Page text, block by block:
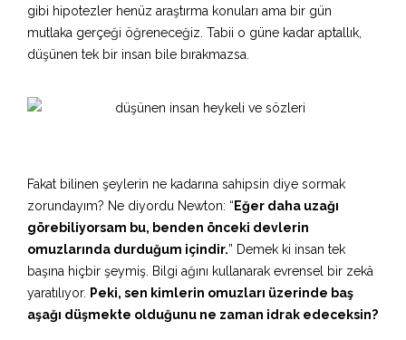
gibi hipotezler henüz araştırma konuları ama bir gün
mutlaka gerçeği öğreneceğiz. Tabii o güne kadar aptallık,
düşünen tek bir insan bile bırakmazsa.
Fakat bilinen şeylerin ne kadarına sahipsin diye sormak
zorundayım? Ne diyordu Newton: “ Eğer daha uzağı
görebiliyorsam bu, benden önceki devlerin
omuzlarında durduğum içindir.” Demek ki insan tek
başına hiçbir şeymiş. Bilgi ağını kullanarak evrensel bir zekâ
yaratılıyor. Peki, sen kimlerin omuzları üzerinde baş
aşağı düşmekte olduğunu ne zaman idrak edeceksin?